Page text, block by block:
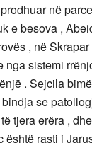
në
e besova ,
, në
sistemi
. Sejcila
se
tjera erëra ,
rasti i